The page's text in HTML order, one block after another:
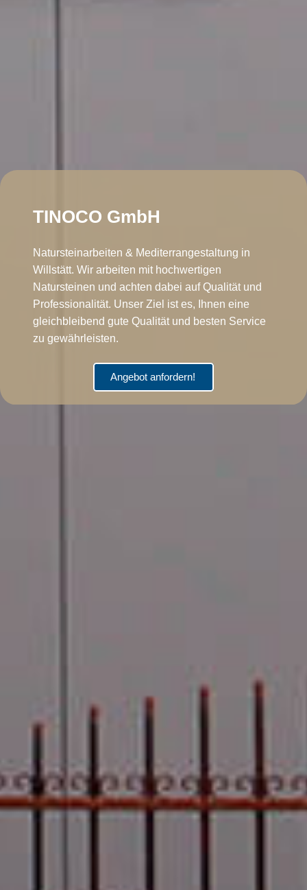
TINOCO GmbH
Natursteinarbeiten & Mediterrangestaltung in
Willstätt. Wir arbeiten mit hochwertigen
Natursteinen und achten dabei auf Qualität und
Professionalität. Unser Ziel ist es, Ihnen eine
gleichbleibend gute Qualität und besten Service
zu gewährleisten.
Angebot anfordern!